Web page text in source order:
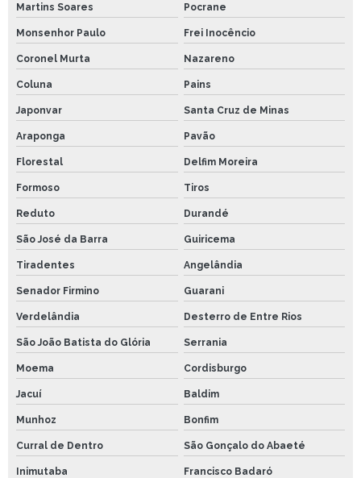
Martins Soares Pocrane
Monsenhor Paulo Frei Inocêncio
Coronel Murta Nazareno
Coluna Pains
Japonvar Santa Cruz de Minas
Araponga Pavão
Florestal Delfim Moreira
Formoso Tiros
Reduto Durandé
São José da Barra Guiricema
Tiradentes Angelândia
Senador Firmino Guarani
Verdelândia Desterro de Entre Rios
São João Batista do Glória Serrania
Moema Cordisburgo
Jacuí Baldim
Munhoz Bonfim
Curral de Dentro São Gonçalo do Abaeté
Inimutaba Francisco Badaró